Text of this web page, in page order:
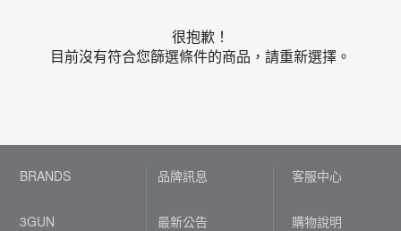
很抱歉！
目前沒有符合您篩選條件的商品，請重新選擇。
BRANDS
3GUN
品牌訊息
最新公告
客服中心
購物說明